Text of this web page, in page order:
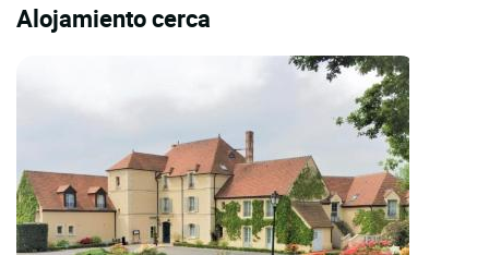
Alojamiento cerca